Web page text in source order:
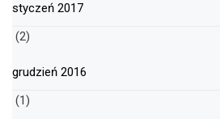
styczeń 2017
(2)
grudzień 2016
(1)